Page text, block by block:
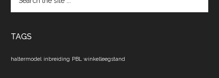
the
TAGS
haltermodel inbreiding PBL winkelleegstand